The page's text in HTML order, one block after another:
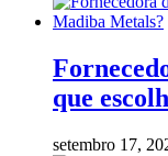
que
setembro 17,